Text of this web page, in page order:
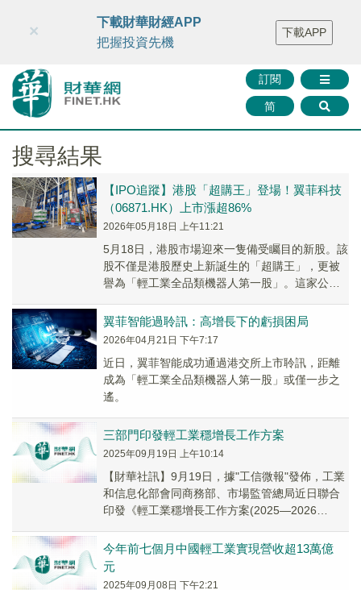
財華智庫網 FINTV FINMETA 財華證券 媒體矩陣
智庫沙龍
聯絡我們
訂閱
简
×
下載財華財經APP
把握投資先機
下載APP
搜尋結果
【IPO追蹤】港股「超購王」登場！翼菲科技
（06871.HK）上市漲超86%
2026年05月18日 上午11:21
5月18日，港股市場迎來一隻備受矚目的新股。該
股不僅是港股歷史上新誕生的「超購王」，更被
譽為「輕工業全品類機器人第一股」。這家公司
翼菲智能過聆訊：高增長下的虧損困局
2026年04月21日 下午7:17
近日，翼菲智能成功通過港交所上市聆訊，距離
成為「輕工業全品類機器人第一股」或僅一步之
遙。
三部門印發輕工業穩增長工作方案
2025年09月19日 上午10:14
【財華社訊】9月19日，據"工信微報"發佈，工業
和信息化部會同商務部、市場監管總局近日聯合
印發《輕工業穩增長工作方案(2025—2026
今年前七個月中國輕工業實現營收超13萬億
元
2025年09月08日 下午2:21